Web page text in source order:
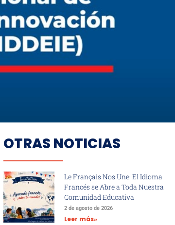
OTRAS NOTICIAS
Le Français Nos Une: El Idioma
Francés se Abre a Toda Nuestra
Comunidad Educativa
2 de agosto de 2026
Leer más»